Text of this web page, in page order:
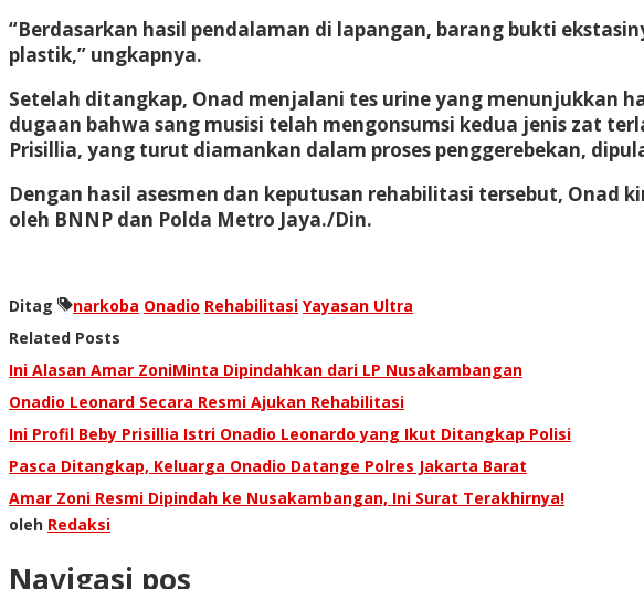
“Berdasarkan hasil pendalaman di lapangan, barang bukti
plastik,” ungkapnya.
Setelah ditangkap, Onad menjalani tes urine yang menunjukkan
dugaan bahwa sang musisi telah mengonsumsi kedua jenis zat
Prisillia, yang turut diamankan dalam proses penggerebekan,
Dengan hasil asesmen dan keputusan rehabilitasi tersebut,
oleh BNNP dan Polda Metro Jaya./Din.
Ditag narkoba Onadio Rehabilitasi Yayasan Ultra
Related Posts
Ini Alasan Amar ZoniMinta Dipindahkan dari LP Nusakambangan
Onadio Leonard Secara Resmi Ajukan Rehabilitasi
Ini Profil Beby Prisillia Istri Onadio Leonardo yang Ikut Ditangkap Polisi
Pasca Ditangkap, Keluarga Onadio Datange Polres Jakarta Barat
Amar Zoni Resmi Dipindah ke Nusakambangan, Ini Surat Terakhirnya!
oleh Redaksi
Navigasi pos